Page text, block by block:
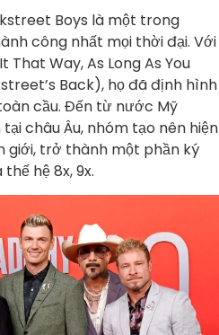
Boys là một trong
công nhất mọi thời đại. Với
Way, As Long As You
Back), họ đã định hình
cầu. Đến từ nước Mỹ
châu Âu, nhóm tạo nên hiện
giới, trở thành một phần ký
hệ 8x, 9x.